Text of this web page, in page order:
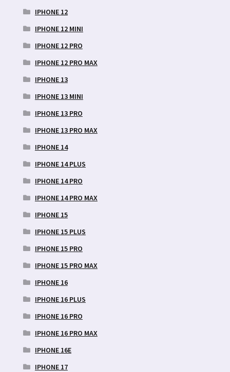
IPHONE 12
IPHONE 12 MINI
IPHONE 12 PRO
IPHONE 12 PRO MAX
IPHONE 13
IPHONE 13 MINI
IPHONE 13 PRO
IPHONE 13 PRO MAX
IPHONE 14
IPHONE 14 PLUS
IPHONE 14 PRO
IPHONE 14 PRO MAX
IPHONE 15
IPHONE 15 PLUS
IPHONE 15 PRO
IPHONE 15 PRO MAX
IPHONE 16
IPHONE 16 PLUS
IPHONE 16 PRO
IPHONE 16 PRO MAX
IPHONE 16E
IPHONE 17